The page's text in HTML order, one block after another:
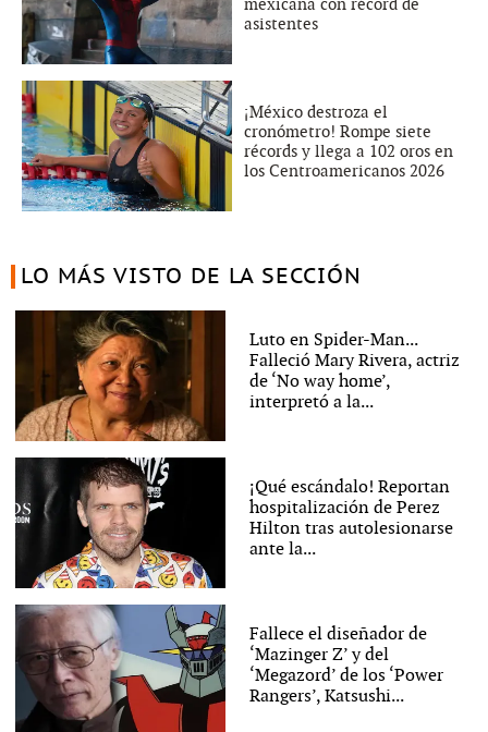
mexicana con récord de
asistentes
¡México destroza el
cronómetro! Rompe siete
récords y llega a 102 oros en
los Centroamericanos 2026
LO MÁS VISTO DE LA SECCIÓN
Luto en Spider-Man...
Falleció Mary Rivera, actriz
de ‘No way home’,
interpretó a la...
¡Qué escándalo! Reportan
hospitalización de Perez
Hilton tras autolesionarse
ante la...
Fallece el diseñador de
‘Mazinger Z’ y del
‘Megazord’ de los ‘Power
Rangers’, Katsushi...